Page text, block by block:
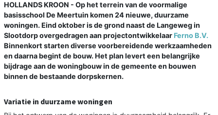
HOLLANDS KROON - Op het terrein van de voormalige
basisschool De Meertuin komen 24 nieuwe, duurzame
woningen. Eind oktober is de grond naast de Langeweg in
Slootdorp overgedragen aan projectontwikkelaar Ferno B.V.
Binnenkort starten diverse voorbereidende werkzaamheden
en daarna begint de bouw. Het plan levert een belangrijke
bijdrage aan de woningbouw in de gemeente en bouwen
binnen de bestaande dorpskernen.
Variatie in duurzame woningen